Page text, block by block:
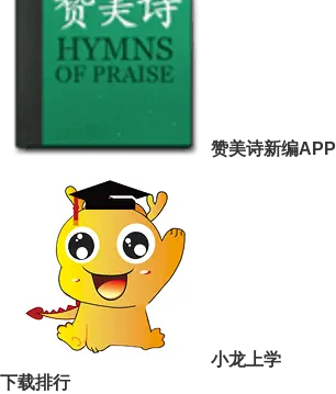
赞美诗新编APP
小龙上学
下载排行